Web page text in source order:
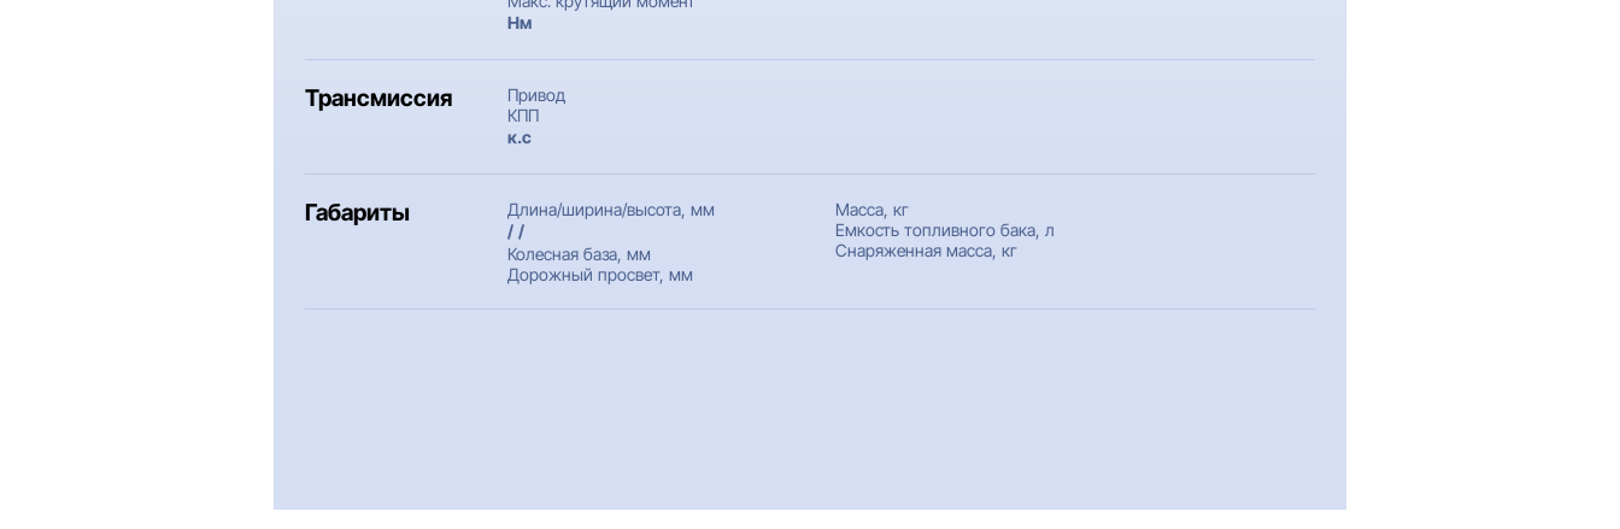
Нм
Трансмиссия
Привод
КПП
к.c
Габариты
Длина/ширина/высота, мм
/ /
Колесная база, мм
Дорожный просвет, мм
Масса, кг
Емкость топливного бака, л
Снаряженная масса, кг